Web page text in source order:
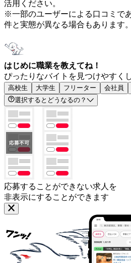
活用ください。
※一部のユーザーによる口コミで
件と実態が異なる場合もあります。
はじめに職業を教えてね！
ぴったりなバイトを見つけやすく
高校生 大学生 フリーター 会社員
選択するとどうなるの？
応募することができない求人を
非表示にすることができます